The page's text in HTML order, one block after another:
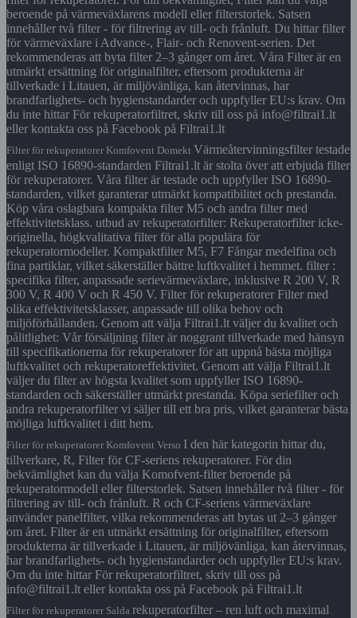
beroende på värmeväxlarens modell eller filterstorlek. Satsen
innehåller två filter - för filtrering av till- och frånluft. Du hittar filter
för värmeväxlare i Advance-, Flair- och Renovent-serien. Det
rekommenderas att byta filter 2–3 gånger om året. Våra Filter är en
utmärkt ersättning för originalfilter, eftersom produkterna är
tillverkade i Litauen, är miljövänliga, kan återvinnas, har
brandfarlighets- och hygienstandarder och uppfyller EU:s krav. Om
du inte hittar För rekuperatorfiltret, skriv till oss på info@filtrai1.lt
eller kontakta oss på Facebook på Filtrai1.lt
Filter för rekuperatorer Komfovent Domekt Värmeåtervinningsfilter testade
enligt ISO 16890-standarden Filtrai1.lt är stolta över att erbjuda filter
för rekuperatorer. Våra filter är testade och uppfyller ISO 16890-
standarden, vilket garanterar utmärkt kompatibilitet och prestanda.
Köp våra oslagbara kompakta filter M5 och andra filter med
effektivitetsklass. utbud av rekuperatorfilter: Rekuperatorfilter icke-
originella, högkvalitativa filter för alla populära för
rekuperatormodeller. Kompaktfilter M5, F7 Fångar medelfina och
fina partiklar, vilket säkerställer bättre luftkvalitet i hemmet. filter :
specifika filter, anpassade serievärmeväxlare, inklusive R 200 V, R
300 V, R 400 V och R 450 V. Filter för rekuperatorer Filter med
olika effektivitetsklasser, anpassade till olika behov och
miljöförhållanden. Genom att välja Filtrai1.lt väljer du kvalitet och
pålitlighet: Vår försäljning filter är noggrant tillverkade med hänsyn
till specifikationerna för rekuperatorer för att uppnå bästa möjliga
luftkvalitet och rekuperatoreffektivitet. Genom att välja Filtrai1.lt
väljer du filter av högsta kvalitet som uppfyller ISO 16890-
standarden och säkerställer utmärkt prestanda. Köpa seriefilter och
andra rekuperatorfilter vi säljer till ett bra pris, vilket garanterar bästa
möjliga luftkvalitet i ditt hem.
Filter för rekuperatorer Komfovent Verso I den här kategorin hittar du,
tillverkare, R, Filter för CF-seriens rekuperatorer. För din
bekvämlighet kan du välja Komofvent-filter beroende på
rekuperatormodell eller filterstorlek. Satsen innehåller två filter - för
filtrering av till- och frånluft. R och CF-seriens värmeväxlare
använder panelfilter, vilka rekommenderas att bytas ut 2–3 gånger
om året. Filter är en utmärkt ersättning för originalfilter, eftersom
produkterna är tillverkade i Litauen, är miljövänliga, kan återvinnas,
har brandfarlighets- och hygienstandarder och uppfyller EU:s krav.
Om du inte hittar För rekuperatorfiltret, skriv till oss på
info@filtrai1.lt eller kontakta oss på Facebook på Filtrai1.lt
Filter för rekuperatorer Salda rekuperatorfilter – ren luft och maximal